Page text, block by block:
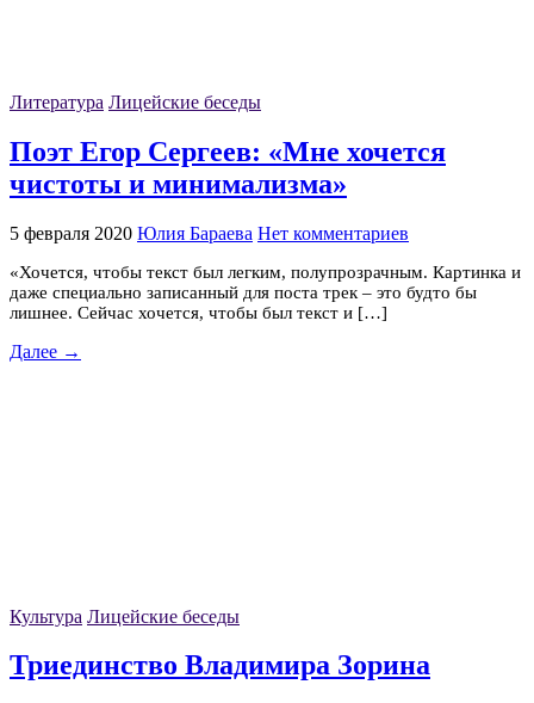
Литература Лицейские беседы
Поэт Егор Сергеев: «Мне хочется
чистоты и минимализма»
5 февраля 2020 Юлия Бараева Нет комментариев
«Хочется, чтобы текст был легким, полупрозрачным. Картинка и
даже специально записанный для поста трек – это будто бы
лишнее. Сейчас хочется, чтобы был текст и […]
Далее →
Культура Лицейские беседы
Триединство Владимира Зорина